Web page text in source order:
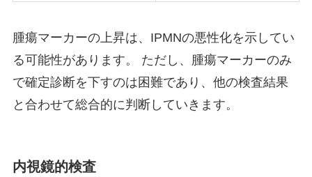
腫瘍マーカーの上昇は、IPMNの悪性化を示してい
る可能性があります。 ただし、腫瘍マーカーのみ
で確定診断を下すのは困難であり、他の検査結果
と合わせて総合的に判断していきます。
内視鏡的検査